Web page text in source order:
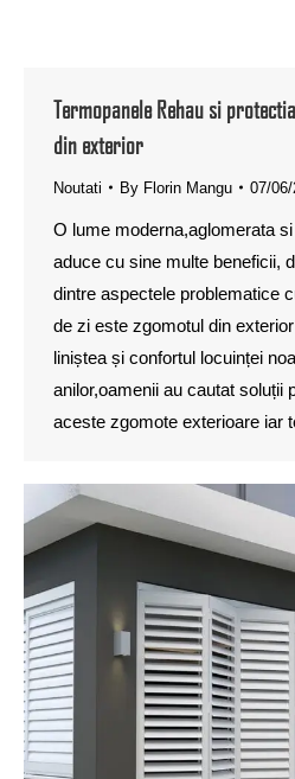
Termopanele Rehau si
din exterior
Noutati By Florin Mangu 07/
O lume moderna,aglomerata
aduce cu sine multe beneficii,
dintre aspectele problematice
de zi este zgomotul din
liniștea și confortul locuinței
anilor,oamenii au cautat soluții
aceste zgomote exterioare iar